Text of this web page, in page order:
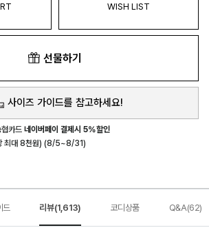
WISH LIST
선물하기
사이즈 가이드를 참고하세요!
협카드네이버페이 결제시 5%할인
최대 8천원) (8/5~8/31)
드 리뷰(1,613) 코디상품 Q&A(62)